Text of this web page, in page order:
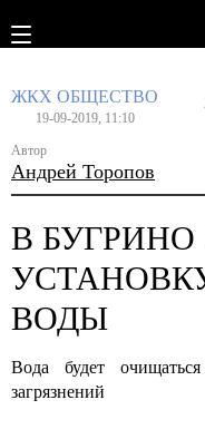
ЖКХ ОБЩЕСТВО
19-09-2019, 11:10
Автор
Андрей Торопов
В
ВОДЫ
Вода будет
загрязнений